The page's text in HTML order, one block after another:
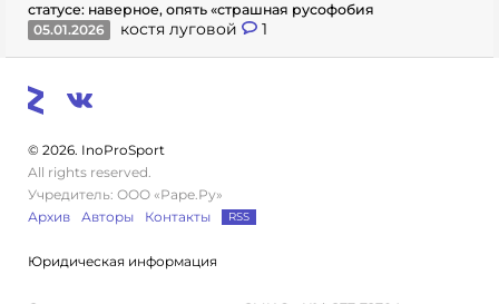
статусе: наверное, опять «страшная русофобия
05.01.2026
костя луговой 1
© 2026. InoProSport
All rights reserved.
Учредитель: ООО «Раре.Ру»
Архив
Авторы Контакты RSS
Юридическая информация